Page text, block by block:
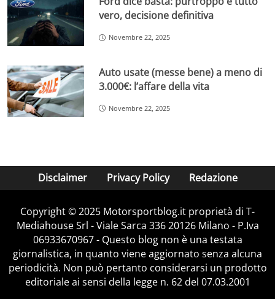
vero, decisione definitiva
Novembre 22, 2025
Auto usate (messe bene) a meno di
3.000€: l’affare della vita
Novembre 22, 2025
Disclaimer Privacy Policy Redazione
Copyright © 2025 Motorsportblog.it proprietà di T-
Mediahouse Srl - Viale Sarca 336 20126 Milano - P.Iva
06933670967 - Questo blog non è una testata
giornalistica, in quanto viene aggiornato senza alcuna
periodicità. Non può pertanto considerarsi un prodotto
editoriale ai sensi della legge n. 62 del 07.03.2001